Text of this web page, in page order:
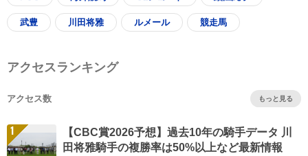
武豊 川田将雅 ルメール 競走馬
アクセスランキング
アクセス数 もっと見る
1
【CBC賞2026予想】過去10年の騎手データ 川
田将雅騎手の複勝率は50%以上など最新情報